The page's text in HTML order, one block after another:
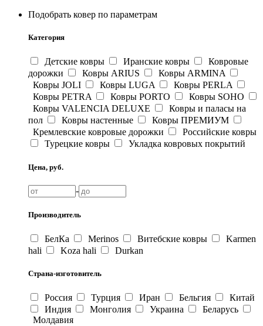
Подобрать ковер по параметрам
Категория
Детские ковры Иранские ковры
Ковровые
дорожки
Ковры ARIUS
Ковры ARMINA
Ковры JOLI
Ковры LUGA
Ковры PERLA
Ковры PETRA
Ковры PORTO
Ковры SOHO
Ковры VALENCIA DELUXE
Ковры и паласы на
пол
Ковры настенные
Ковры ПРЕМИУМ
Кремлевские ковровые дорожки
Российские ковры
Турецкие ковры
Укладка ковровых покрытий
Цена, руб.
-
Производитель
БелКа Merinos Витебские ковры
Karmen
hali
Koza hali Durkan
Страна-изготовитель
Россия Турция Иран Бельгия
Китай
Индия
Монголия Украина
Беларусь
Молдавия